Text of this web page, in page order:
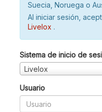
Suecia, Noruega o
Al iniciar sesión,
Livelox .
Sistema de inicio de
Livelox
Usuario